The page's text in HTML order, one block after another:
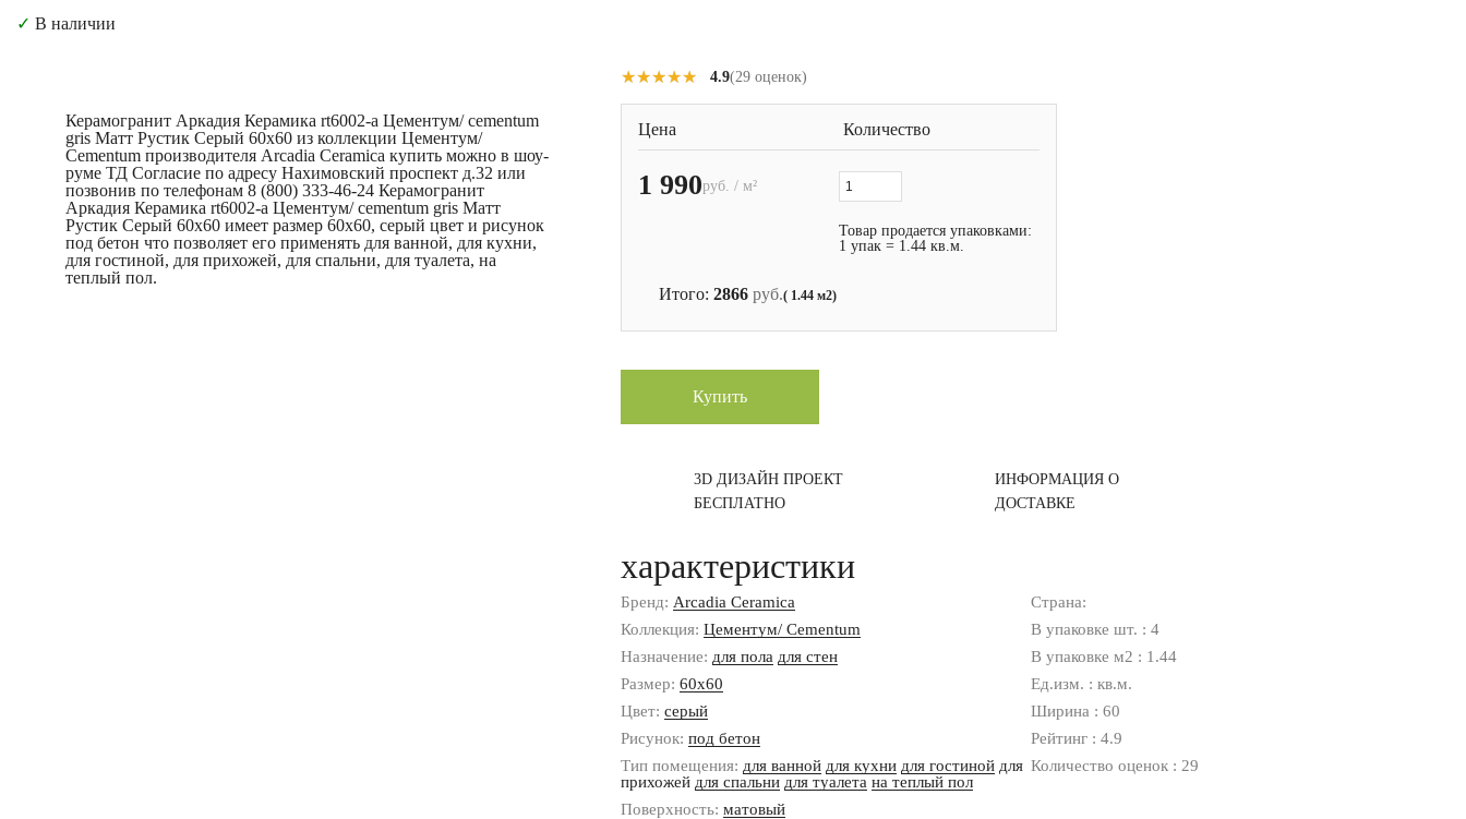
✓ В наличии
Керамогранит Аркадия Керамика rt6002-a Цементум/ cementum
gris Матт Рустик Серый 60x60 из коллекции Цементум/
Cementum производителя Arcadia Ceramica купить можно в шоу-
руме ТД Согласие по адресу Нахимовский проспект д.32 или
позвонив по телефонам 8 (800) 333-46-24 Керамогранит
Аркадия Керамика rt6002-a Цементум/ cementum gris Матт
Рустик Серый 60x60 имеет размер 60x60, серый цвет и рисунок
под бетон что позволяет его применять для ванной, для кухни,
для гостиной, для прихожей, для спальни, для туалета, на
теплый пол.
★★★★★
★★★★★ 4.9(29 оценок)
Цена Количество
1 990руб. / м²
Товар продается упаковками:
1 упак = 1.44 кв.м.
Итого: 2866 руб.( 1.44 м2)
Купить
3D ДИЗАЙН ПРОЕКТ
БЕСПЛАТНО
ИНФОРМАЦИЯ О
ДОСТАВКЕ
характеристики
Бренд: Arcadia Ceramica
Коллекция: Цементум/ Cementum
Назначение: для пола для стен
Размер: 60x60
Цвет: серый
Рисунок: под бетон
Тип помещения: для ванной для кухни для гостиной для
прихожей для спальни для туалета на теплый пол
Поверхность: матовый
Страна:
В упаковке шт. : 4
В упаковке м2 : 1.44
Ед.изм. : кв.м.
Ширина : 60
Рейтинг : 4.9
Количество оценок : 29